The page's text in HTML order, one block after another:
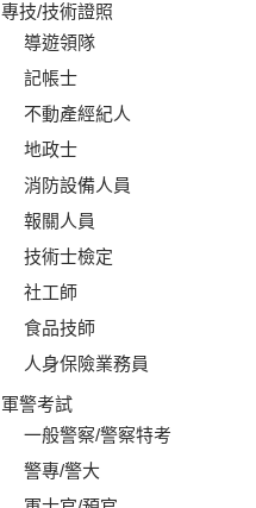
專技/技術證照
導遊領隊
記帳士
不動產經紀人
地政士
消防設備人員
報關人員
技術士檢定
社工師
食品技師
人身保險業務員
軍警考試
一般警察/警察特考
警專/警大